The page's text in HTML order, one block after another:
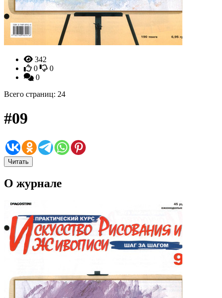
342
0
0
0
Всего страниц: 24
#09
Читать
О журнале